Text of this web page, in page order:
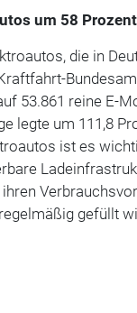
um 58 Prozent
die in
53.861 reine E-
legte um 111,8
ist es
gefüllt